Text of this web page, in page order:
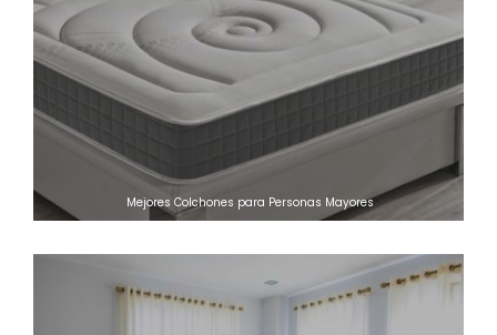
Mejores Colchones para Personas Mayores